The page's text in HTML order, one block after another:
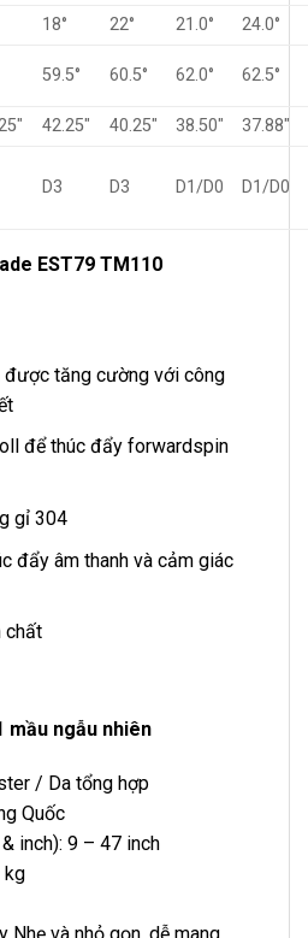
18° 22° 21.0° 24.0°
59.5° 60.5° 62.0° 62.5°
42.25″ 40.25″ 38.50″
37.88″
D3 D3 D1/D0 D1/D0
EST79 TM110
được tăng cường với công
để thúc đẩy forwardspin
gỉ 304
đẩy âm thanh và cảm giác
chất
mầu ngẫu nhiên
/ Da tổng hợp
Quốc
inch): 9 – 47 inch
kg